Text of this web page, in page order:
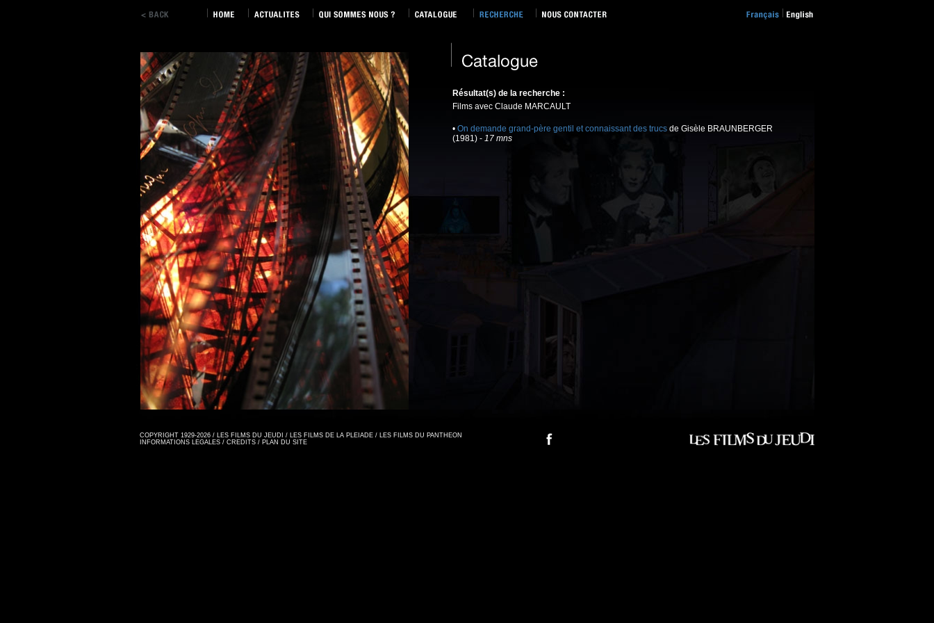
Résultat(s) de la recherche :
Films avec Claude MARCAULT
• On demande grand-père gentil et connaissant des trucs de Gisèle BRAUNBERGER
(1981) - 17 mns
COPYRIGHT 1929-2026 / LES FILMS DU JEUDI / LES FILMS DE LA PLEIADE / LES FILMS DU PANTHEON
INFORMATIONS LEGALES / CREDITS / PLAN DU SITE